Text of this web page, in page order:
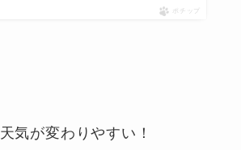
ポチップ
気が変わりやすい！